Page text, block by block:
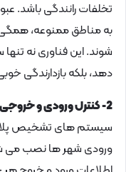
تخلفات رانندگی باشد.
به مناطق ممنوعه،
شوند. این فناوری نه
دهد، بلکه بازدارندگی
2- کنترل ورودی و خروجی شهر ها و پارکینگ ها
سیستم های تشخیص پلاک
ورودی شهر ها نصب می